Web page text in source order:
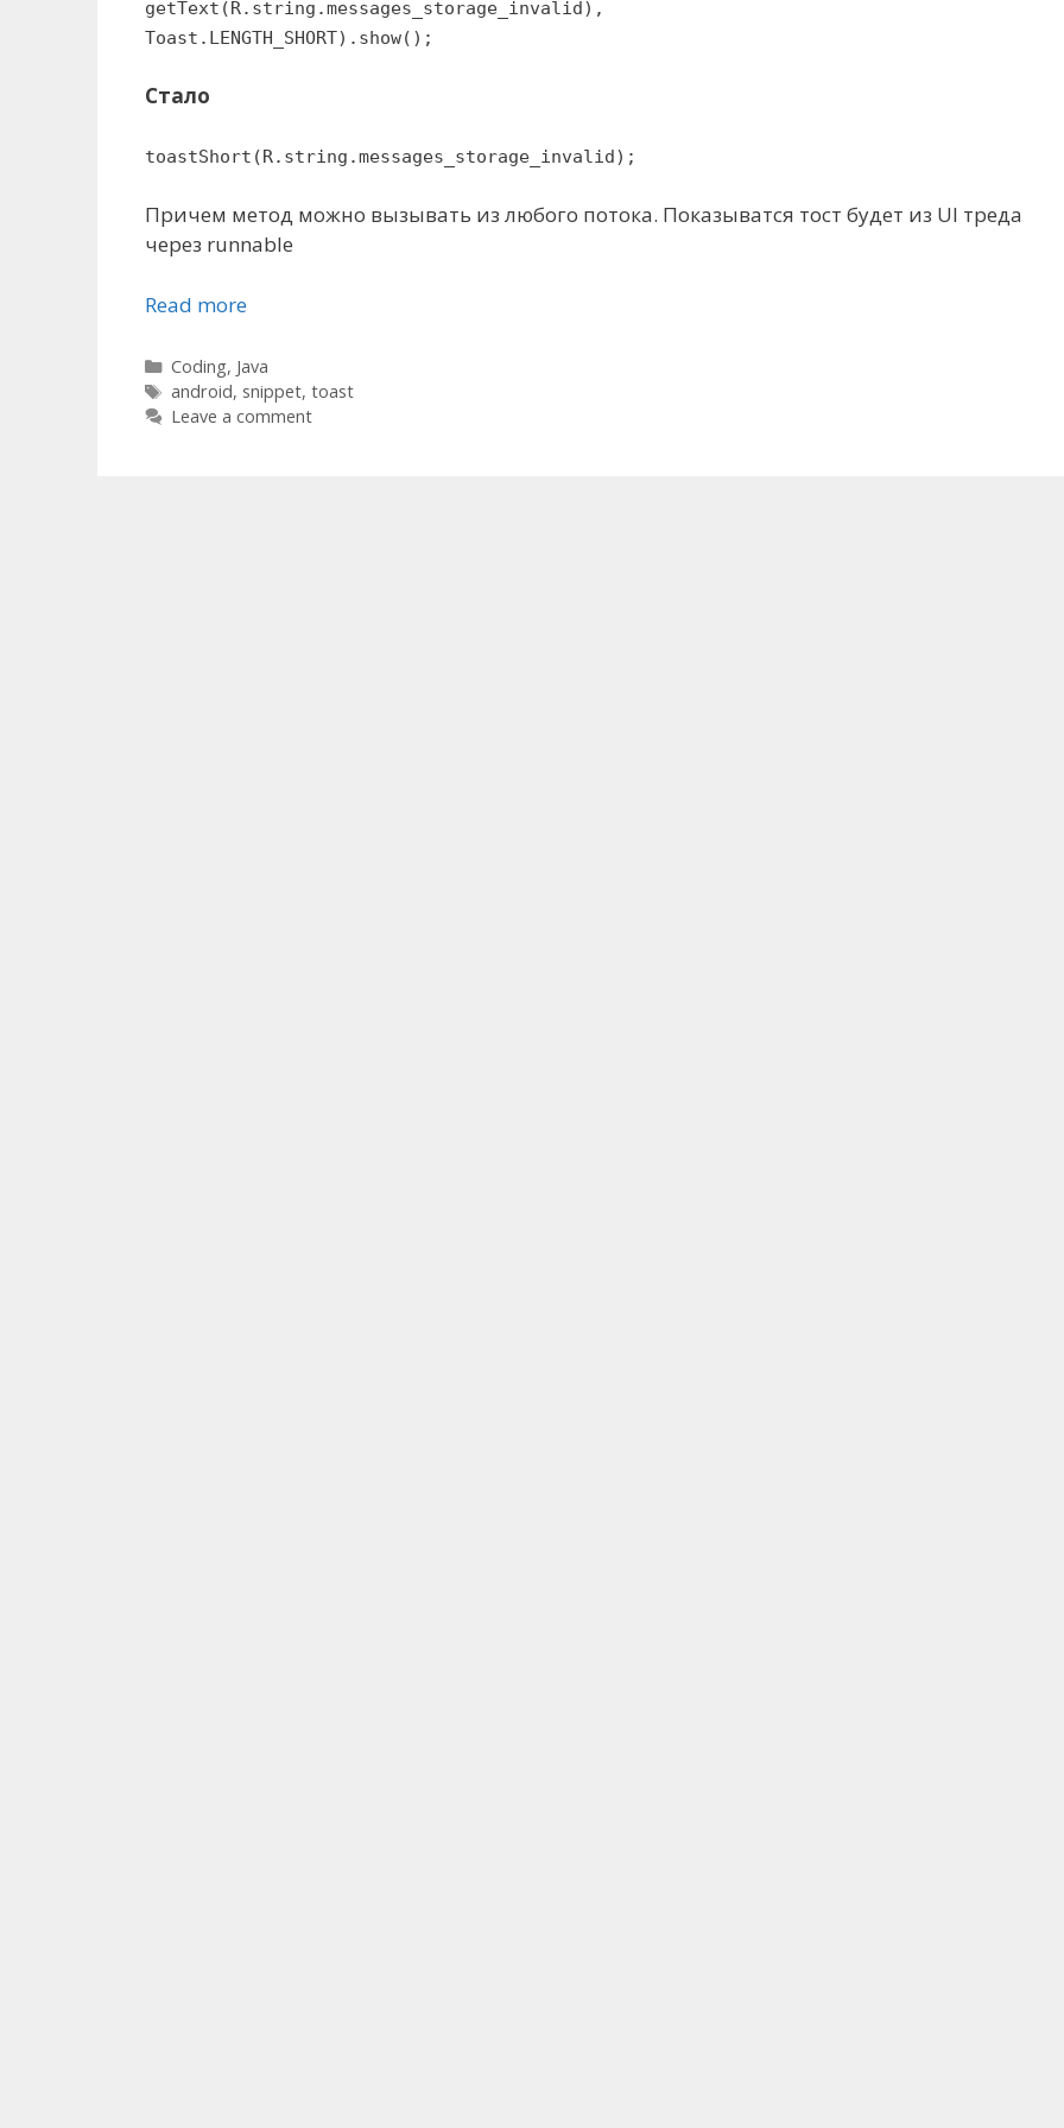
getText(R.string.messages_storage_invalid),
Toast.LENGTH_SHORT).show();
Стало
toastShort(R.string.messages_storage_invalid);
Причем метод можно вызывать из любого потока. Показыватся тост будет из UI треда
через runnable
Read more
Categories
Coding, Java
Tags
android, snippet, toast
Leave a comment